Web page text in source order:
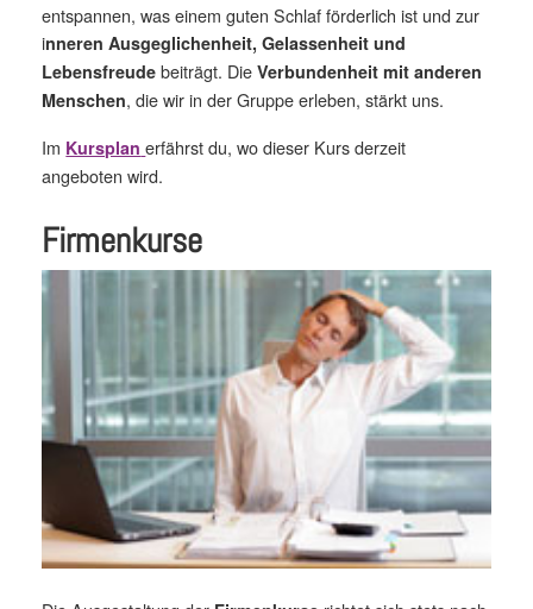
entspannen, was einem guten Schlaf förderlich ist und zur
inneren Ausgeglichenheit, Gelassenheit und
Lebensfreude beiträgt. Die Verbundenheit mit anderen
Menschen, die wir in der Gruppe erleben, stärkt uns.
Im Kursplan erfährst du, wo dieser Kurs derzeit
angeboten wird.
Firmenkurse